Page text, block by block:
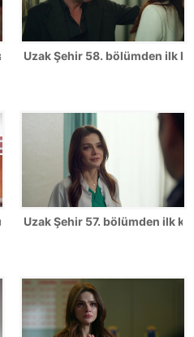
Uzak Şehir 58. bölümden ilk
Uzak Şehir 57. bölümden ilk